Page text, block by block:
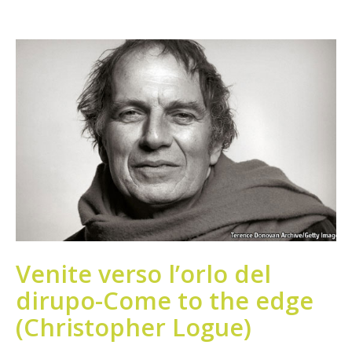
Venite verso l’orlo del
dirupo-Come to the edge
(Christopher Logue)